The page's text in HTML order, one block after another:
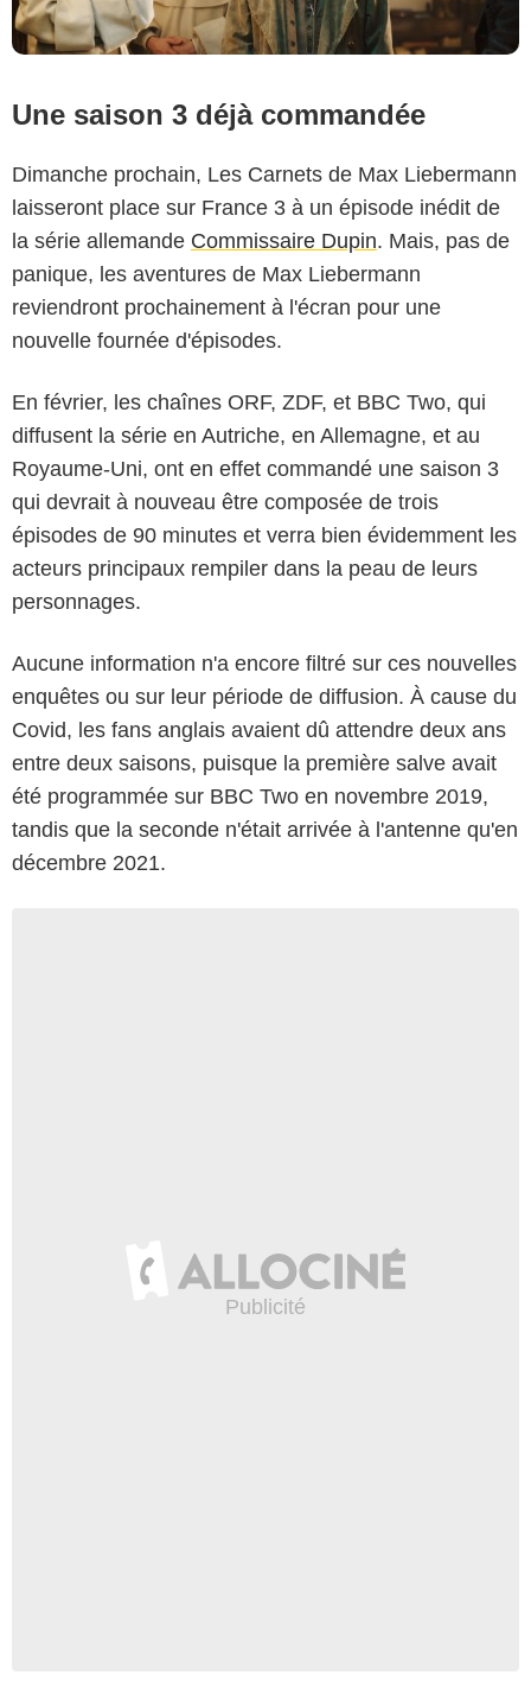
Une saison 3 déjà commandée
Dimanche prochain, Les Carnets de Max Liebermann
laisseront place sur France 3 à un épisode inédit de
la série allemande Commissaire Dupin. Mais, pas de
panique, les aventures de Max Liebermann
reviendront prochainement à l'écran pour une
nouvelle fournée d'épisodes.
En février, les chaînes ORF, ZDF, et BBC Two, qui
diffusent la série en Autriche, en Allemagne, et au
Royaume-Uni, ont en effet commandé une saison 3
qui devrait à nouveau être composée de trois
épisodes de 90 minutes et verra bien évidemment les
acteurs principaux rempiler dans la peau de leurs
personnages.
Aucune information n'a encore filtré sur ces nouvelles
enquêtes ou sur leur période de diffusion. À cause du
Covid, les fans anglais avaient dû attendre deux ans
entre deux saisons, puisque la première salve avait
été programmée sur BBC Two en novembre 2019,
tandis que la seconde n'était arrivée à l'antenne qu'en
décembre 2021.